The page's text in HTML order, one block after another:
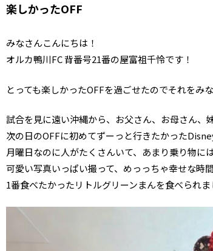
楽しかったOFF
みなさんこんにちは！
オルカ鴨川FC 背番号21番の屋富祖千怜です！
とっても楽しかったOFFを過ごせたのでそれをみ
試合を見に遠い沖縄から、お父さん、お母さん、
次の日のOFFに初めてずーっと行きたかった
月曜日なのに人がたくさんいて、あまり乗り物に
可愛い写真いっぱい撮って、めっっちゃ幸せな時
1番食べたかったリトルグリーンまんを食べられま